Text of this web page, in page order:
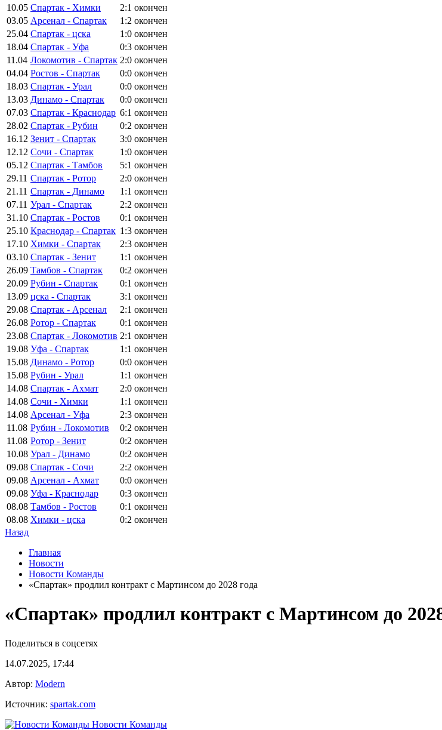
10.05 Спартак - Химки 2:1 окончен
03.05 Арсенал - Спартак 1:2 окончен
25.04 Спартак - цска 1:0 окончен
18.04 Спартак - Уфа 0:3 окончен
11.04 Локомотив - Спартак 2:0 окончен
04.04 Ростов - Спартак 0:0 окончен
18.03 Спартак - Урал 0:0 окончен
13.03 Динамо - Спартак 0:0 окончен
07.03 Спартак - Краснодар 6:1 окончен
28.02 Спартак - Рубин 0:2 окончен
16.12 Зенит - Спартак 3:0 окончен
12.12 Сочи - Спартак 1:0 окончен
05.12 Спартак - Тамбов 5:1 окончен
29.11 Спартак - Ротор 2:0 окончен
21.11 Спартак - Динамо 1:1 окончен
07.11 Урал - Спартак 2:2 окончен
31.10 Спартак - Ростов 0:1 окончен
25.10 Краснодар - Спартак 1:3 окончен
17.10 Химки - Спартак 2:3 окончен
03.10 Спартак - Зенит 1:1 окончен
26.09 Тамбов - Спартак 0:2 окончен
20.09 Рубин - Спартак 0:1 окончен
13.09 цска - Спартак 3:1 окончен
29.08 Спартак - Арсенал 2:1 окончен
26.08 Ротор - Спартак 0:1 окончен
23.08 Спартак - Локомотив 2:1 окончен
19.08 Уфа - Спартак 1:1 окончен
15.08 Динамо - Ротор 0:0 окончен
15.08 Рубин - Урал 1:1 окончен
14.08 Спартак - Ахмат 2:0 окончен
14.08 Сочи - Химки 1:1 окончен
14.08 Арсенал - Уфа 2:3 окончен
11.08 Рубин - Локомотив 0:2 окончен
11.08 Ротор - Зенит 0:2 окончен
10.08 Урал - Динамо 0:2 окончен
09.08 Спартак - Сочи 2:2 окончен
09.08 Арсенал - Ахмат 0:0 окончен
09.08 Уфа - Краснодар 0:3 окончен
08.08 Тамбов - Ростов 0:1 окончен
08.08 Химки - цска 0:2 окончен
Назад
Главная
Новости
Новости Команды
«Спартак» продлил контракт с Мартинсом до 2028 года
«Спартак» продлил контракт с Мартинсом до
Поделиться в соцсетях
14.07.2025, 17:44
Автор: Modern
Источник: spartak.com
Новости Команды